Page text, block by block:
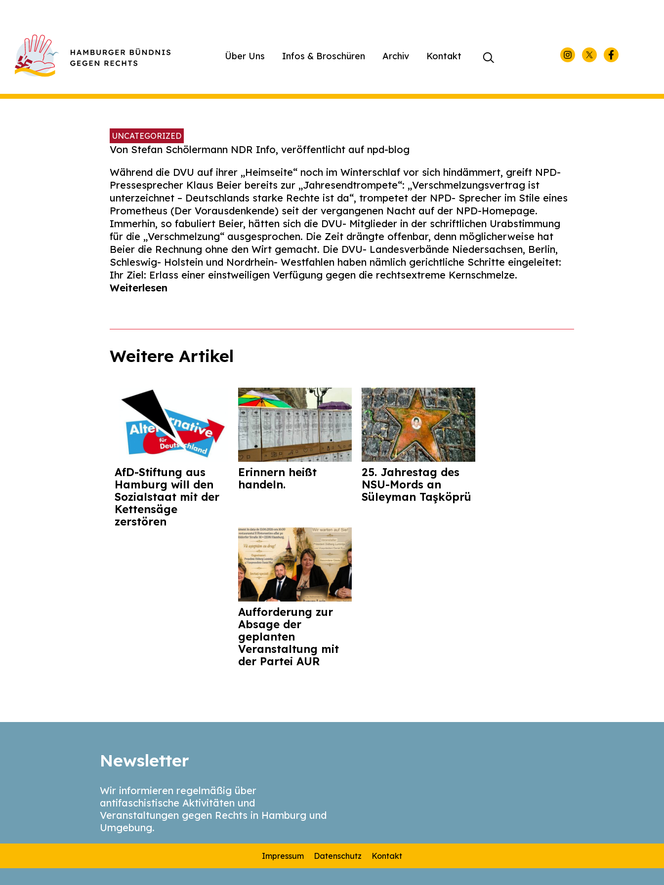
Über Uns Infos & Broschüren Archiv KontaktSuchen
UNCATEGORIZED
Von Stefan Schölermann NDR Info, veröffentlicht auf npd-blog
Während die DVU auf ihrer „Heimseite“ noch im Winterschlaf vor sich hindämmert, greift NPD-
Pressesprecher Klaus Beier bereits zur „Jahresendtrompete“: „Verschmelzungsvertrag ist
unterzeichnet – Deutschlands starke Rechte ist da“, trompetet der NPD- Sprecher im Stile eines
Prometheus (Der Vorausdenkende) seit der vergangenen Nacht auf der NPD-Homepage.
Immerhin, so fabuliert Beier, hätten sich die DVU- Mitglieder in der schriftlichen Urabstimmung
für die „Verschmelzung“ ausgesprochen. Die Zeit drängte offenbar, denn möglicherweise hat
Beier die Rechnung ohne den Wirt gemacht. Die DVU- Landesverbände Niedersachsen, Berlin,
Schleswig- Holstein und Nordrhein- Westfahlen haben nämlich gerichtliche Schritte eingeleitet:
Ihr Ziel: Erlass einer einstweiligen Verfügung gegen die rechtsextreme Kernschmelze.
Weiterlesen
Weitere Artikel
AfD-Stiftung aus
Hamburg will den
Sozialstaat mit der
Kettensäge
zerstören
Erinnern heißt
handeln.
25. Jahrestag des
NSU-Mords an
Süleyman Taşköprü
Aufforderung zur
Absage der
geplanten
Veranstaltung mit
der Partei AUR
Newsletter
Wir informieren regelmäßig über
antifaschistische Aktivitäten und
Veranstaltungen gegen Rechts in Hamburg und
Umgebung.
Impressum Datenschutz Kontakt